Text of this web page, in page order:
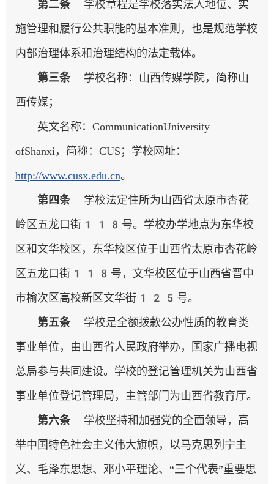
第二条 学校章程是学校落实法人地位、实
施管理和履行公共职能的基本准则，也是规范学校
内部治理体系和治理结构的法定载体。
第三条 学校名称：山西传媒学院，简称山
西传媒；
英文名称：CommunicationUniversity
ofShanxi，简称：CUS；学校网址：
http://www.cusx.edu.cn。
第四条 学校法定住所为山西省太原市杏花
岭区五龙口街118号。学校办学地点为东华校
区和文华校区，东华校区位于山西省太原市杏花岭
区五龙口街118号，文华校区位于山西省晋中
市榆次区高校新区文华街125号。
第五条 学校是全额拨款公办性质的教育类
事业单位，由山西省人民政府举办，国家广播电视
总局参与共同建设。学校的登记管理机关为山西省
事业单位登记管理局，主管部门为山西省教育厅。
第六条 学校坚持和加强党的全面领导，高
举中国特色社会主义伟大旗帜，以马克思列宁主
义、毛泽东思想、邓小平理论、“三个代表”重要思